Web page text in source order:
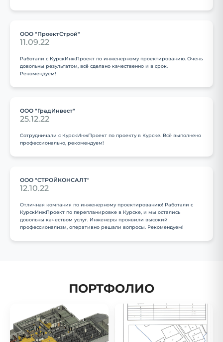
ООО "ПроектСтрой"
11.09.22
Работали с КурскИнжПроект по инженерному проектированию. Очень
довольны результатом, всё сделано качественно и в срок.
Рекомендуем!
ООО "ГрадИнвест"
25.12.22
Сотрудничали с КурскИнжПроект по проекту в Курске. Всё выполнено
профессионально, рекомендуем!
ООО "СТРОЙКОНСАЛТ"
12.10.22
Отличная компания по инженерному проектированию! Работали с
КурскИнжПроект по перепланировке в Курске, и мы остались
довольны качеством услуг. Инженеры проявили высокий
профессионализм, оперативно решали вопросы. Рекомендуем!
ПОРТФОЛИО